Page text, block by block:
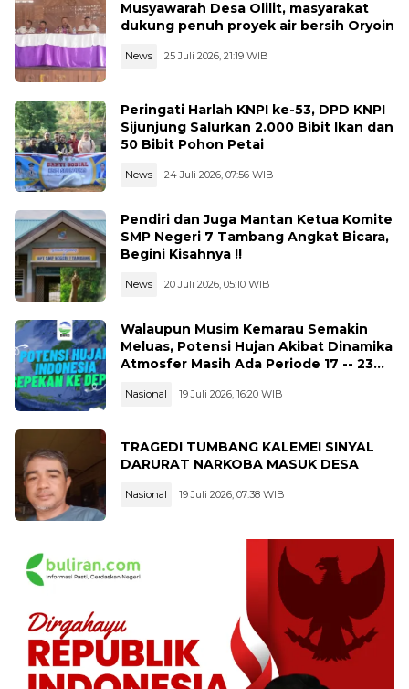
Musyawarah Desa Olilit, masyarakat
dukung penuh proyek air bersih Oryoin
News 25 Juli 2026, 21:19 WIB
Peringati Harlah KNPI ke-53, DPD KNPI
Sijunjung Salurkan 2.000 Bibit Ikan dan
50 Bibit Pohon Petai
News 24 Juli 2026, 07:56 WIB
Pendiri dan Juga Mantan Ketua Komite
SMP Negeri 7 Tambang Angkat Bicara,
Begini Kisahnya !!
News 20 Juli 2026, 05:10 WIB
Walaupun Musim Kemarau Semakin
Meluas, Potensi Hujan Akibat Dinamika
Atmosfer Masih Ada Periode 17 -- 23
Nasional 19 Juli 2026, 16:20 WIB
TRAGEDI TUMBANG KALEMEI SINYAL
DARURAT NARKOBA MASUK DESA
Nasional 19 Juli 2026, 07:38 WIB